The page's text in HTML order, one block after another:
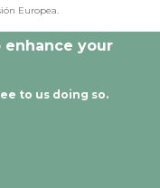
Europea.
enhance your
to us doing so.